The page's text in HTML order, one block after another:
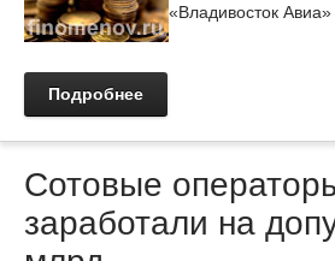
«Владивосток Авиа»
Подробнее
Сотовые
заработали на